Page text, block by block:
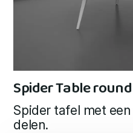
Spider Table
Spider tafel met
delen.